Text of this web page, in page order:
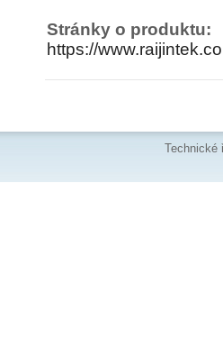
Stránky o produktu:
https://